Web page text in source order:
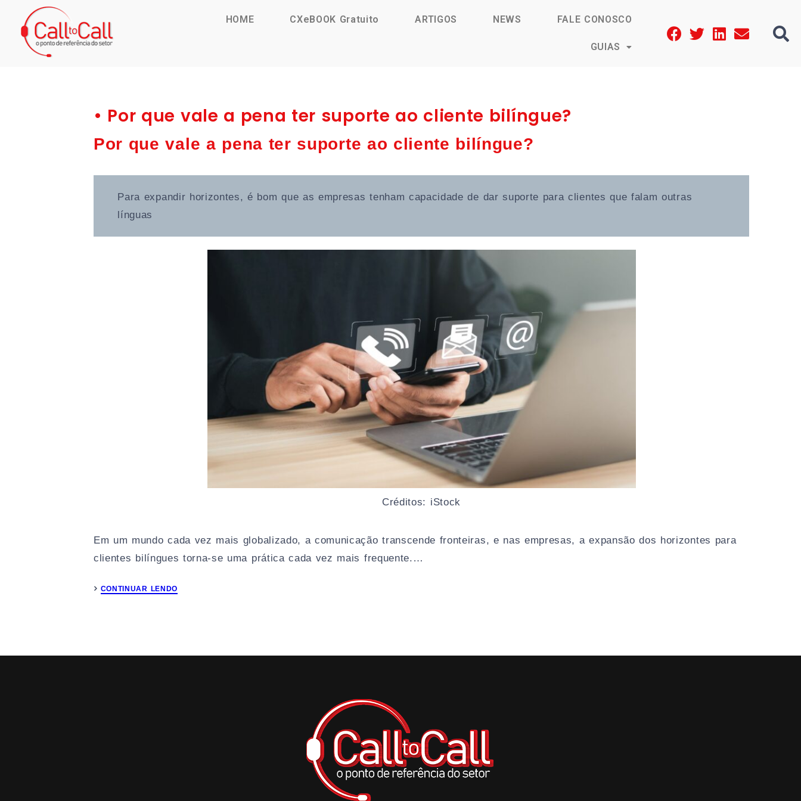
HOME CXeBOOK Gratuito ARTIGOS NEWS FALE CONOSCO
GUIAS
• Por que vale a pena ter suporte ao cliente bilíngue?
Por que vale a pena ter suporte ao cliente bilíngue?
Para expandir horizontes, é bom que as empresas tenham capacidade de dar suporte para clientes que falam outras
línguas
Créditos: iStock
Em um mundo cada vez mais globalizado, a comunicação transcende fronteiras, e nas empresas, a expansão dos horizontes para
clientes bilíngues torna-se uma prática cada vez mais frequente.…
CONTINUAR LENDO